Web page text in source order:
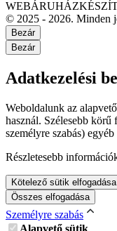
© 2025 - 2026. Minden
Bezár
Bezár
Adatkezelési
Weboldalunk az
használ. Szélesebb
személyre szabás)
Részletesebb
Kötelező sütik elfogadása
Összes elfogadása
Személyre szabás
Alapvető sütik